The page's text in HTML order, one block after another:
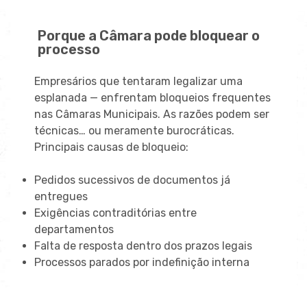
Porque a Câmara pode bloquear o
processo
Empresários que tentaram legalizar uma
esplanada — enfrentam bloqueios frequentes
nas Câmaras Municipais. As razões podem ser
técnicas… ou meramente burocráticas.
Principais causas de bloqueio:
Pedidos sucessivos de documentos já
entregues
Exigências contraditórias entre
departamentos
Falta de resposta dentro dos prazos legais
Processos parados por indefinição interna